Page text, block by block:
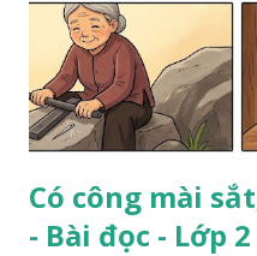
Có công mài
- Bài đọc - Lớp 2